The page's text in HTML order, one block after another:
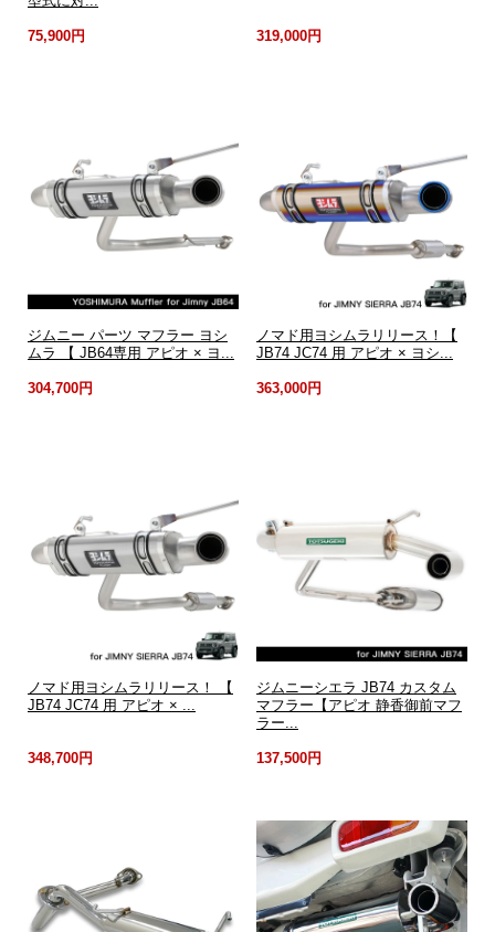
75,900円 319,000円
ジムニー パーツ マフラー ヨシ
ムラ 【 JB64専用 アピオ × ヨ...
ノマド用ヨシムラリリース！【
JB74 JC74 用 アピオ × ヨシ...
304,700円 363,000円
ノマド用ヨシムラリリース！ 【
JB74 JC74 用 アピオ × ...
ジムニーシエラ JB74 カスタム
マフラー【アピオ 静香御前マフ
ラー...
348,700円 137,500円